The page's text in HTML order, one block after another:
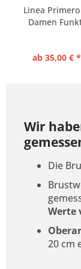
Linea
Damen
ab 35,00 € *
Wir
Die
Werte
20 cm